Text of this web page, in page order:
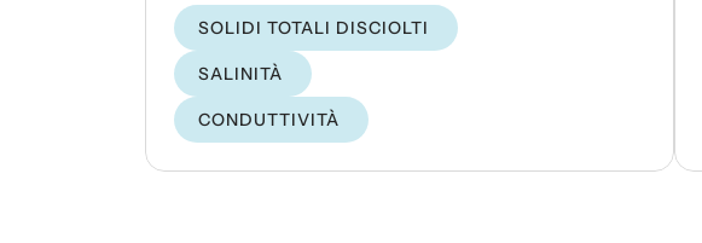
caldaia, il trattamento dell'acqua RO, il
trattamento delle acque reflue, l'industria
farmaceutica e altri liquidi.
SOLIDI TOTALI DISCIOLTI
SALINITÀ
CONDUTTIVITÀ